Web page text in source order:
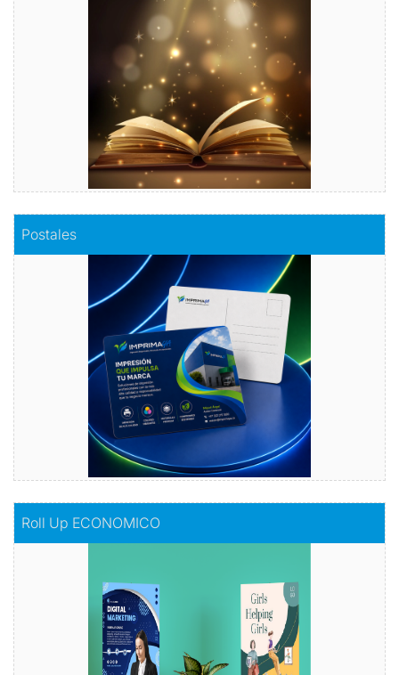
Comprar
Postales
Dale vida a tus emociones con nuestras
postales.
Comprar
Comprar
Roll Up ECONOMICO
Comprar